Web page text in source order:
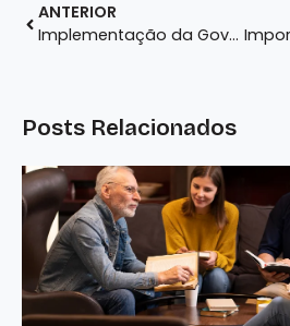
ANTERIOR
Implementação da Governança Corporativa no segmento das indústrias
Posts Relacionados